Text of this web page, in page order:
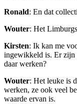
Ronald: En dat
Wouter: Het
Kirsten: Ik kan me
ingewikkeld is. Er zijn
daar werken?
Wouter: Het leuke is
werken, ze ook veel
waarde ervan is.